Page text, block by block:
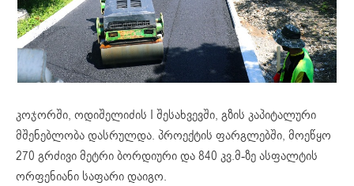
კოჯორში, ოდიშელიძის I შესახვევში, გზის კაპიტალური
მშენებლობა დასრულდა. პროექტის ფარგლებში, მოეწყო
270 გრძივი მეტრი ბორდიური და 840 კვ.მ-ზე ასფალტის
ორფენიანი საფარი დაიგო.